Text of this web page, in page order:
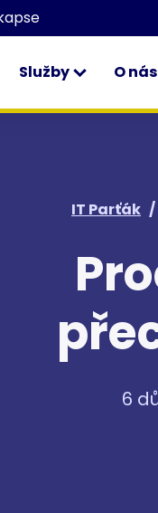
Služby O nás
IT Parťák /
6